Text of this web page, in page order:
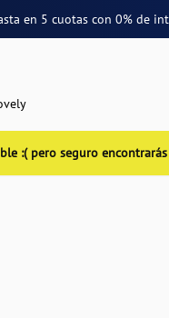
en 5 cuotascon 0% de
:( pero seguro